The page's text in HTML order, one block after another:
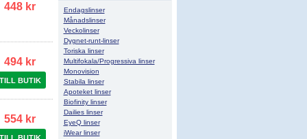
448 kr
494 kr
TILL BUTIK
554 kr
TILL BUTIK
Endagslinser
Månadslinser
Veckolinser
Dygnet-runt-linser
Toriska linser
Multifokala/Progressiva linser
Monovision
Stabila linser
Apoteket linser
Biofinity linser
Dailies linser
EyeQ linser
iWear linser